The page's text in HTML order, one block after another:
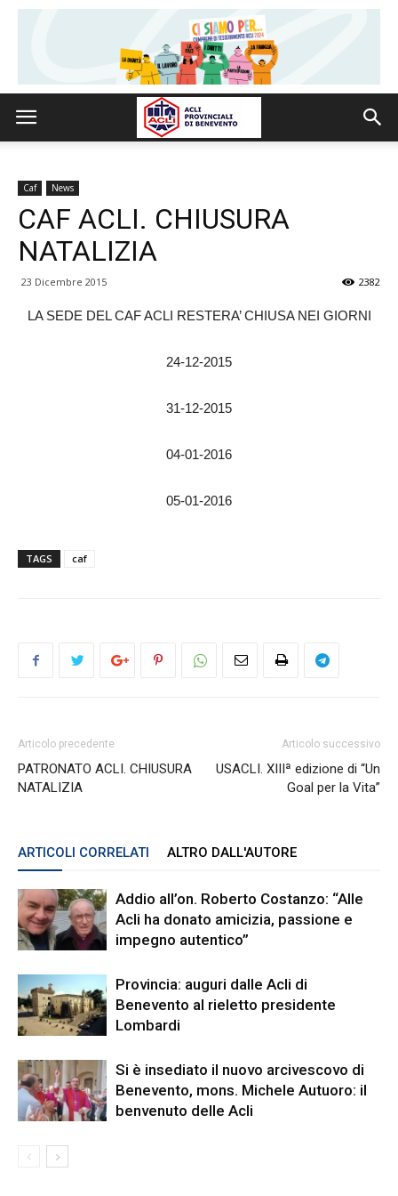
Caf News
CAF ACLI. CHIUSURA
NATALIZIA
23 Dicembre 2015 2382
LA SEDE DEL CAF ACLI RESTERA’ CHIUSA NEI GIORNI
24-12-2015
31-12-2015
04-01-2016
05-01-2016
TAGS caf
Articolo precedente
PATRONATO ACLI. CHIUSURA
NATALIZIA
Articolo successivo
USACLI. XIIIª edizione di “Un
Goal per la Vita”
ARTICOLI CORRELATI ALTRO DALL'AUTORE
Addio all’on. Roberto Costanzo: “Alle
Acli ha donato amicizia, passione e
impegno autentico”
Provincia: auguri dalle Acli di
Benevento al rieletto presidente
Lombardi
Si è insediato il nuovo arcivescovo di
Benevento, mons. Michele Autuoro: il
benvenuto delle Acli